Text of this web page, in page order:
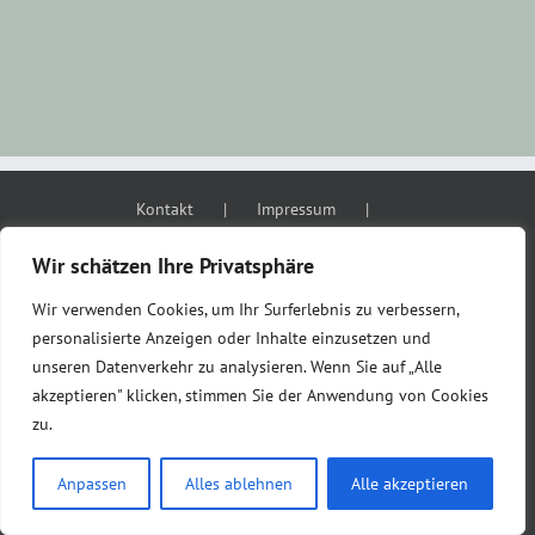
Wir schätzen Ihre Privatsphäre
Wir verwenden Cookies, um Ihr Surferlebnis zu verbessern,
personalisierte Anzeigen oder Inhalte einzusetzen und
unseren Datenverkehr zu analysieren. Wenn Sie auf „Alle
akzeptieren" klicken, stimmen Sie der Anwendung von Cookies
zu.
Anpassen Alles ablehnen Alle akzeptieren
Kontakt
Impressum